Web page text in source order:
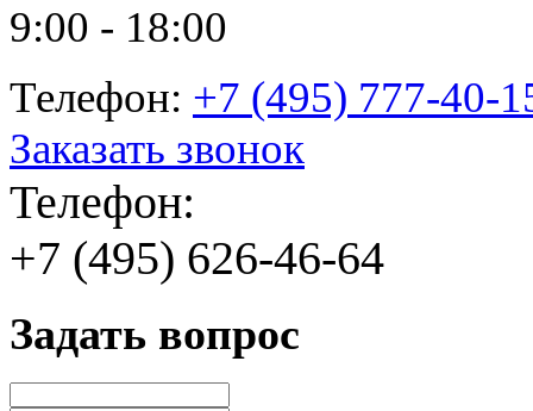
9:00 - 18:00
Телефон: +7 (495) 777-40-
Заказать звонок
Телефон:
+7 (495) 626-46-64
Задать вопрос